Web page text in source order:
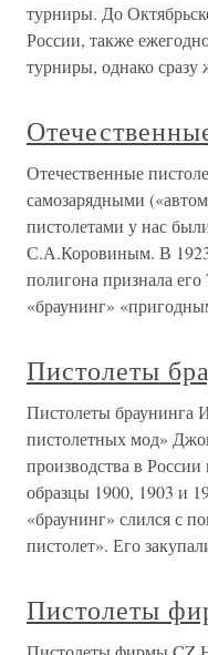
турниры. До
России, также
турниры, однако сразу
Отечественные
самозарядными
пистолетами у нас
С.А.Коровиным. В
полигона признала
«браунинг»
Пистолеты
Пистолеты браунинга
пистолетных мод»
производства в
образцы 1900, 1903 и
«браунинг» слился с
пистолет». Его
Пистолеты